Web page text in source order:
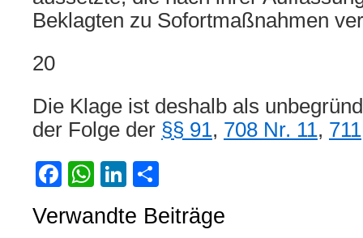
Beklagten zu Sofortmaßnahmen
20
Die Klage ist deshalb als
der Folge der §§ 91, 708 Nr. 11, 711
Facebook
WhatsApp
LinkedIn
Verwandte Beiträge